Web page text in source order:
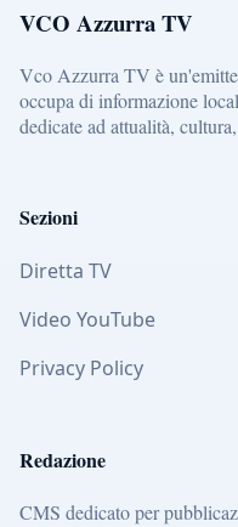
VCO Azzurra TV
Vco Azzurra TV è
occupa di informazione
dedicate ad attualità,
Sezioni
Diretta TV
Video YouTube
Privacy Policy
Redazione
CMS dedicato per